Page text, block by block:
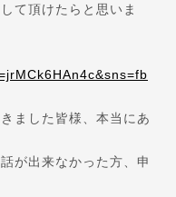
て頂けたらと思いま
ました皆様、本当にあ
が出来なかった方、申